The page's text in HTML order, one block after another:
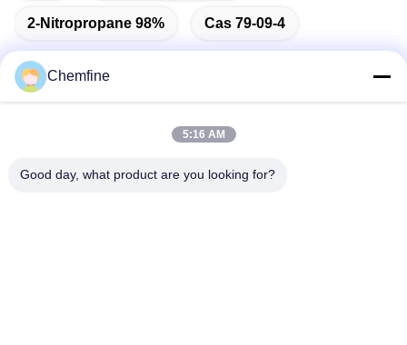
2-Nitropropane 98% Cas 79-09-4
Alamat
Chemfine
5:16 AM
Good day, what product are you looking for?